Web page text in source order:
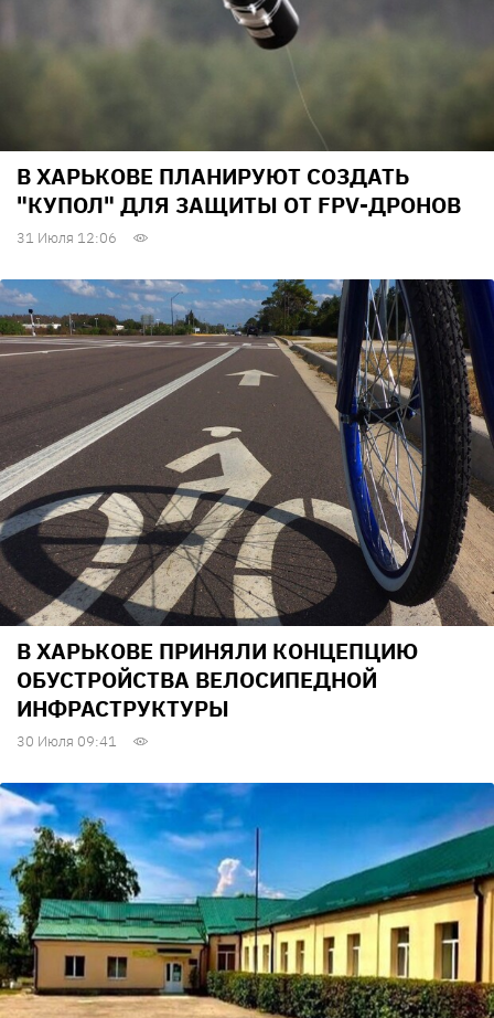
В ХАРЬКОВЕ ПЛАНИРУЮТ СОЗДАТЬ
"КУПОЛ" ДЛЯ ЗАЩИТЫ ОТ FPV-ДРОНОВ
31 Июля 12:06
В ХАРЬКОВЕ ПРИНЯЛИ КОНЦЕПЦИЮ
ОБУСТРОЙСТВА ВЕЛОСИПЕДНОЙ
ИНФРАСТРУКТУРЫ
30 Июля 09:41